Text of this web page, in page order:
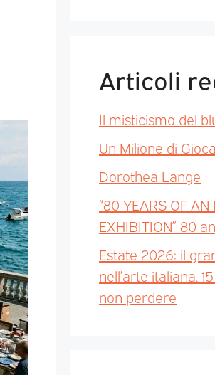
Articoli
Il misticismo del
Un Milione di
Dorothea Lange
“80 YEARS OF AN
EXHIBITION” 80
Estate 2026: il
nell’arte italiana.
non perdere